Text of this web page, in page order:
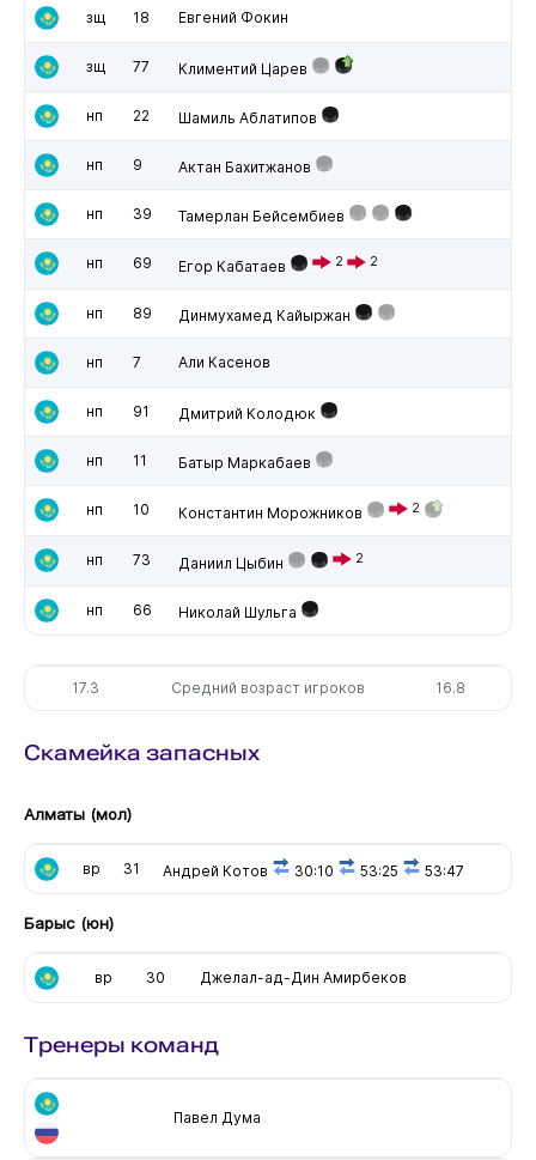
зщ 18 Евгений Фокин
зщ 77 Климентий Царев
нп 22 Шамиль Аблатипов
нп 9 Актан Бахитжанов
нп 39 Тамерлан Бейсембиев
нп 69 Егор Кабатаев 2 2
нп 89 Динмухамед Кайыржан
нп 7 Али Касенов
нп 91 Дмитрий Колодюк
нп 11 Батыр Маркабаев
нп 10 Константин Морожников 2
нп 73 Даниил Цыбин 2
нп 66 Николай Шульга
17.3 Средний возраст игроков 16.8
Скамейка запасных
Алматы (мол)
вр 31 Андрей Котов 30:10 53:25 53:47
Барыс (юн)
вр 30 Джелал-ад-Дин Амирбеков
Тренеры команд
Павел Дума